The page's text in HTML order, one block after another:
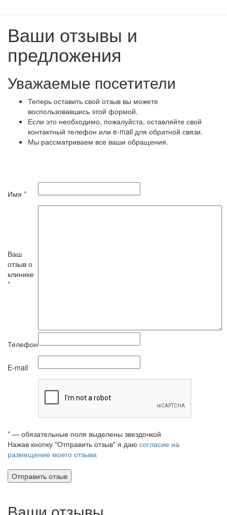
Ваши отзывы и
предложения
Уважаемые посетители
Теперь оставить свой отзыв вы можете
воспользовавшись этой формой.
Если это необходимо, пожалуйста, оставляйте свой
контактный телефон или e-mail для обратной связи.
Мы рассматриваем все ваши обращения.
Имя *
Ваш
отзыв о
клинике
*
Телефон
E-mail
* — обязательные поля выделены звездочкой
Нажав кнопку "Отправить отзыв" я даю согласие на
размещение моего отзыва